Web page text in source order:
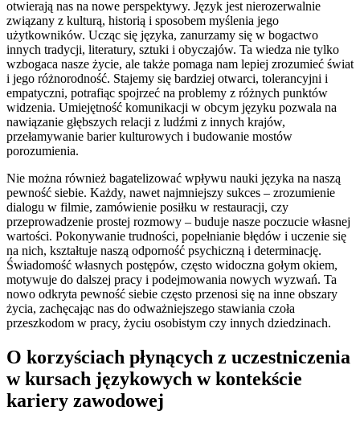
otwierają nas na nowe perspektywy. Język jest nierozerwalnie
związany z kulturą, historią i sposobem myślenia jego
użytkowników. Ucząc się języka, zanurzamy się w bogactwo
innych tradycji, literatury, sztuki i obyczajów. Ta wiedza nie tylko
wzbogaca nasze życie, ale także pomaga nam lepiej zrozumieć świat
i jego różnorodność. Stajemy się bardziej otwarci, tolerancyjni i
empatyczni, potrafiąc spojrzeć na problemy z różnych punktów
widzenia. Umiejętność komunikacji w obcym języku pozwala na
nawiązanie głębszych relacji z ludźmi z innych krajów,
przełamywanie barier kulturowych i budowanie mostów
porozumienia.
Nie można również bagatelizować wpływu nauki języka na naszą
pewność siebie. Każdy, nawet najmniejszy sukces – zrozumienie
dialogu w filmie, zamówienie posiłku w restauracji, czy
przeprowadzenie prostej rozmowy – buduje nasze poczucie własnej
wartości. Pokonywanie trudności, popełnianie błędów i uczenie się
na nich, kształtuje naszą odporność psychiczną i determinację.
Świadomość własnych postępów, często widoczna gołym okiem,
motywuje do dalszej pracy i podejmowania nowych wyzwań. Ta
nowo odkryta pewność siebie często przenosi się na inne obszary
życia, zachęcając nas do odważniejszego stawiania czoła
przeszkodom w pracy, życiu osobistym czy innych dziedzinach.
O korzyściach płynących z uczestniczenia
w kursach językowych w kontekście
kariery zawodowej